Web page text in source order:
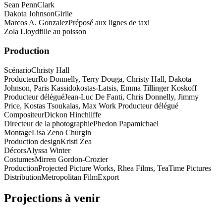
Sean PennClark
Dakota JohnsonGirlie
Marcos A. GonzalezPréposé aux lignes de taxi
Zola Lloydfille au poisson
Production
ScénarioChristy Hall
ProducteurRo Donnelly, Terry Douga, Christy Hall, Dakota
Johnson, Paris Kassidokostas-Latsis, Emma Tillinger Koskoff
Producteur déléguéJean-Luc De Fanti, Chris Donnelly, Jimmy
Price, Kostas Tsoukalas, Max Work Producteur délégué
CompositeurDickon Hinchliffe
Directeur de la photographiePhedon Papamichael
MontageLisa Zeno Churgin
Production designKristi Zea
DécorsAlyssa Winter
CostumesMirren Gordon-Crozier
ProductionProjected Picture Works, Rhea Films, TeaTime Pictures
DistributionMetropolitan FilmExport
Projections à venir